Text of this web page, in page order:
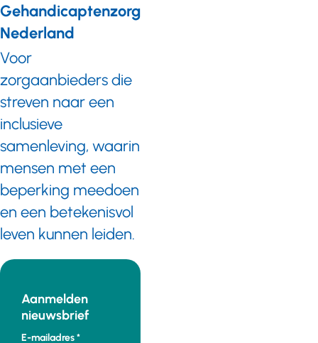
Gehandicaptenzorg
Nederland
Voor
zorgaanbieders die
streven naar een
inclusieve
samenleving, waarin
mensen met een
beperking meedoen
en een betekenisvol
leven kunnen leiden.
Aanmelden
nieuwsbrief
E-mailadres